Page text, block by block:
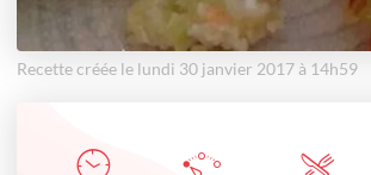
Recette créée le lundi 30 janvier 2017 à 14h59